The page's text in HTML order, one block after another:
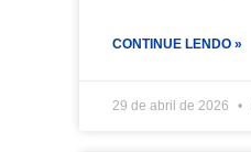
CONTINUE LENDO »
29 de abril de 2026